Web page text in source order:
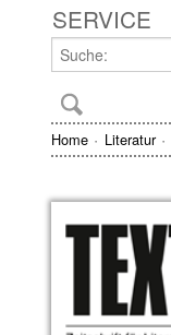
SERVICE
Home Literatur